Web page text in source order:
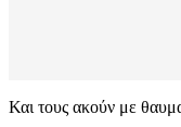
Και τους ακούν με